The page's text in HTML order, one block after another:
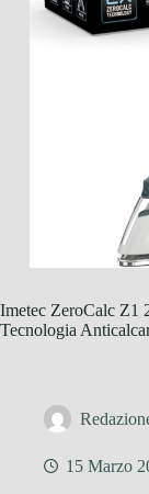
Imetec ZeroCalc Z1
Tecnologia
15 Marzo